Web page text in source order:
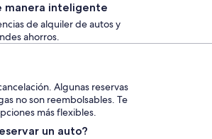
manera inteligente
de alquiler de autos y
ahorros.
Algunas reservas
no son reembolsables. Te
más flexibles.
un auto?